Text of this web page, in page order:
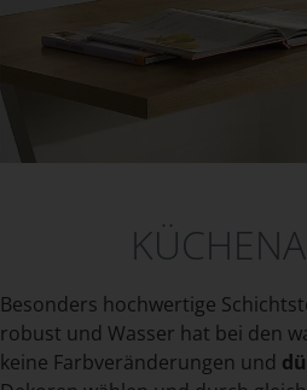
Besonders hochwertige
robust und Wasser hat bei den
keine Farbveränderungen und